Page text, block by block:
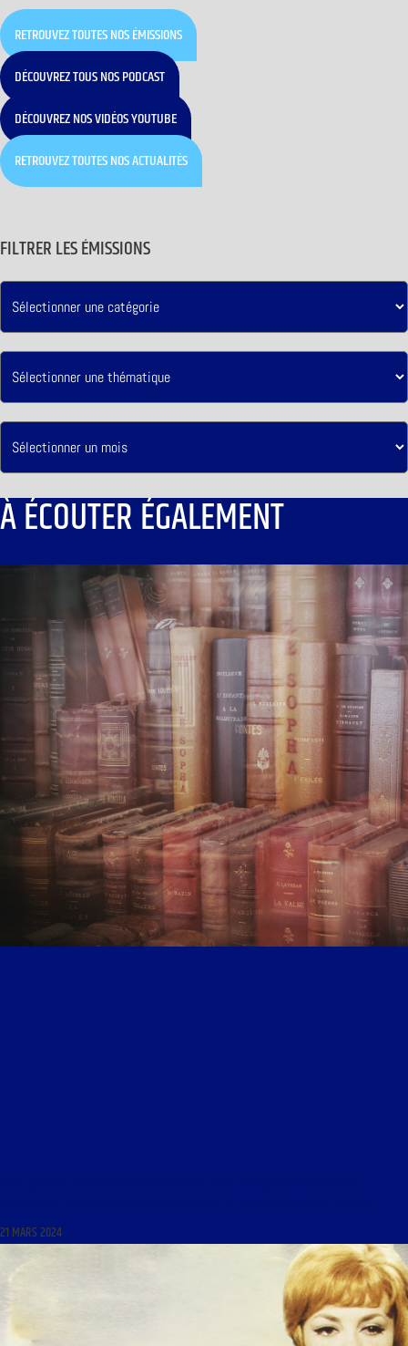
RETROUVEZ TOUTES NOS ÉMISSIONS
DÉCOUVREZ TOUS NOS PODCAST
DÉCOUVREZ NOS VIDÉOS YOUTUBE
RETROUVEZ TOUTES NOS ACTUALITÉS
FILTRER LES ÉMISSIONS
À ÉCOUTER ÉGALEMENT
21 MARS 2024